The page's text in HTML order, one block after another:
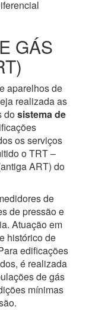
GÁS
aparelhos de
realizada as
dosistema de
os serviços
o TRT –
ART) do
de
de pressão e
Atuação em
histórico de
edificações
é realizada
de gás
mínimas